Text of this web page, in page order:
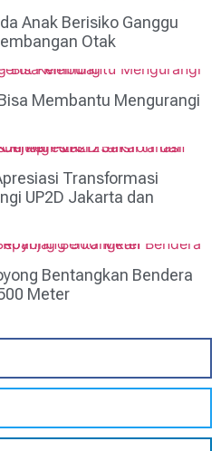
Anak Berisiko Ganggu
Otak
Membantu Mengurangi
Transformasi
UP2D Jakarta dan
Bentangkan Bendera
Meter